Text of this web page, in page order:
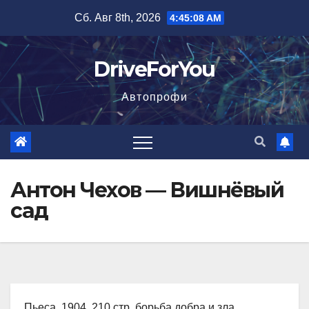
содержимому
Сб. Авг 8th, 2026 4:45:10 AM
DriveForYou
Автопрофи
Антон Чехов — Вишнёвый
сад